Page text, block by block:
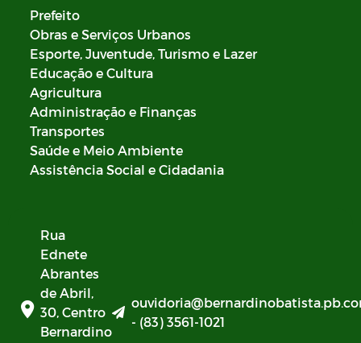
Prefeito
Obras e Serviços Urbanos
Esporte, Juventude, Turismo e Lazer
Educação e Cultura
Agricultura
Administração e Finanças
Transportes
Saúde e Meio Ambiente
Assistência Social e Cidadania
Rua
Ednete
Abrantes
de Abril,
30, Centro
Bernardino
- (83) 3561-1021